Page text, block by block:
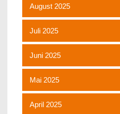
August 2025
Juli 2025
Juni 2025
Mai 2025
April 2025